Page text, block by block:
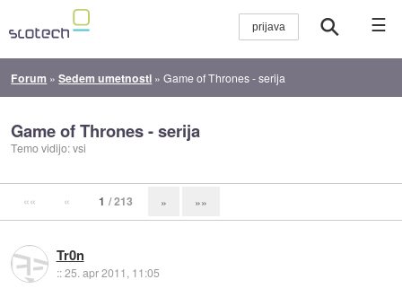
☰
Forum »Sedem umetnosti »Game of Thrones - serija
Game of Thrones - serija
Temo vidijo: vsi
«« « 1 / 213 » »»
Tr0n
::25. apr 2011, 11:05